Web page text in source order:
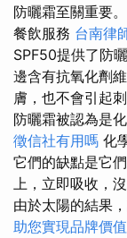
防曬霜至關重要
餐飲服務 台南律
SPF50提供了防
邊含有抗氧化劑
膚，也不會引起
防曬霜被認為是
徵信社有用嗎 化
它們的缺點是它
上，立即吸收，
由於太陽的結果
助您實現品牌價